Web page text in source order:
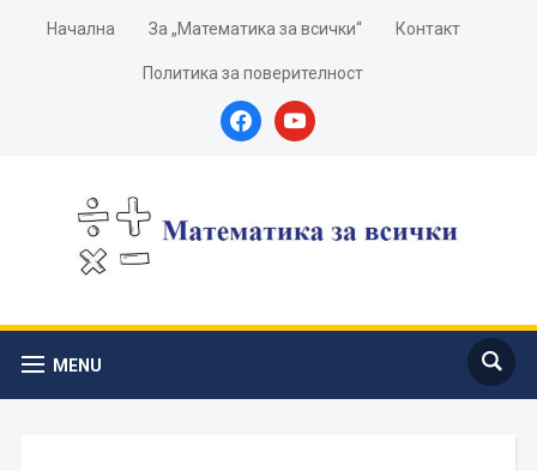
Начална За „Математика за всички“ Контакт
Политика за поверителност
facebookyoutube
MENU